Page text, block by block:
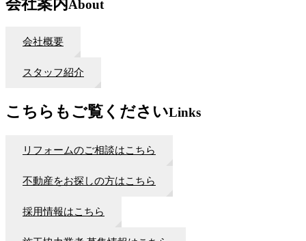
会社案内About
会社概要
スタッフ紹介
こちらもご覧くださいLinks
リフォームのご相談はこちら
不動産をお探しの方はこちら
採用情報はこちら